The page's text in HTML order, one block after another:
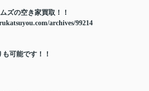
ズの空き家買取！！
archives/99214
可能です！！